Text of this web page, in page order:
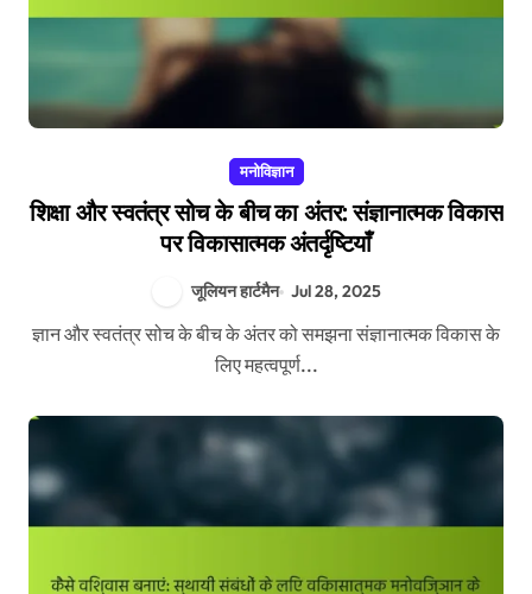
मनोविज्ञान
शिक्षा और स्वतंत्र सोच के बीच का अंतर: संज्ञानात्मक विकास
पर विकासात्मक अंतर्दृष्टियाँ
जूलियन हार्टमैन Jul 28, 2025
ज्ञान और स्वतंत्र सोच के बीच के अंतर को समझना संज्ञानात्मक विकास के
लिए महत्वपूर्ण...